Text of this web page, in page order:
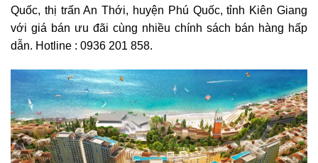
Quốc, thị trấn An Thới, huyện Phú Quốc, tỉnh Kiên Giang
với giá bán ưu đãi cùng nhiều chính sách bán hàng hấp
dẫn. Hotline : 0936 201 858.